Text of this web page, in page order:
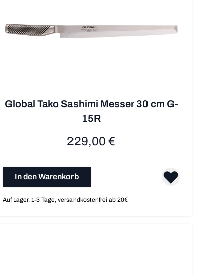
Global Tako Sashimi Messer 30 cm G-
15R
229,00 €
In den Warenkorb
Auf Lager, 1-3 Tage, versandkostenfrei ab 20€